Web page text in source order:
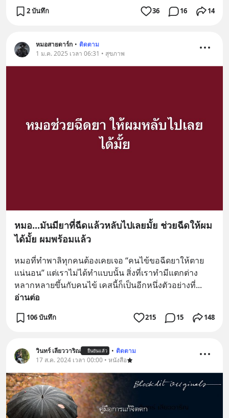
2 บันทึก 36 16 14
หมอสายดาร์ก • ติดตาม
1 ม.ค. 2025 เวลา 06:31 • สุขภาพ
หมอ...มันมียาที่ฉีดแล้วหลับไปเลยมั้ย ช่วยฉีดให้ผม
ได้มั้ย ผมพร้อมแล้ว
หมอที่ทำพาลิทุกคนต้องเคยเจอ “คนไข้ขอฉีดยาให้ตาย
แน่นอน” แต่เราไม่ได้ทำแบบนั้น สิ่งที่เราทำมีแตกต่าง
หลากหลายขึ้นกับคนไข้ เคสนี้ก็เป็นอีกหนึ่งตัวอย่างที่
อ่านต่อ
106 บันทึก 215 15 148
วินทร์ เลียววาริณ ยืนยันแล้ว • ติดตาม
17 ส.ค. 2024 เวลา 00:00 • หนังสือ